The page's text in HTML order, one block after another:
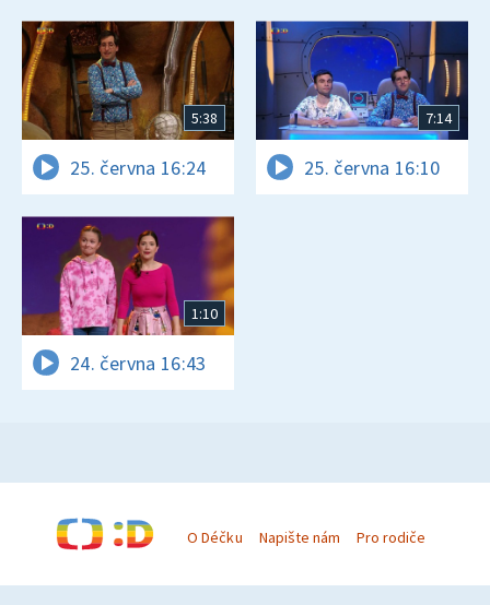
5:38
25. června 16:24
7:14
25. června 16:10
1:10
24. června 16:43
O Déčku Napište nám Pro rodiče